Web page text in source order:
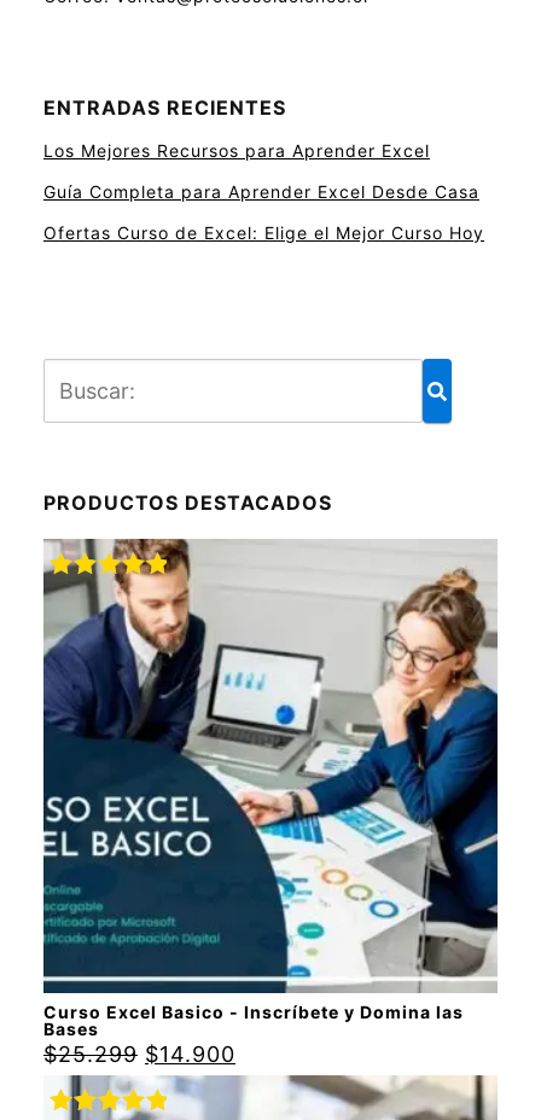
ENTRADAS RECIENTES
Los Mejores Recursos para Aprender Excel
Guía Completa para Aprender Excel Desde Casa
Ofertas Curso de Excel: Elige el Mejor Curso Hoy
PRODUCTOS DESTACADOS
Curso Excel Basico - Inscríbete y Domina las
Bases
Valorado
con5.00de
5
$25.299 $14.900